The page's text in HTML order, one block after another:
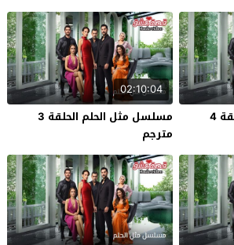
مسلسل مثل الحلم الحلقة 4
02:10:04
مسلسل مثل الحلم الحلقة 3
مترجم